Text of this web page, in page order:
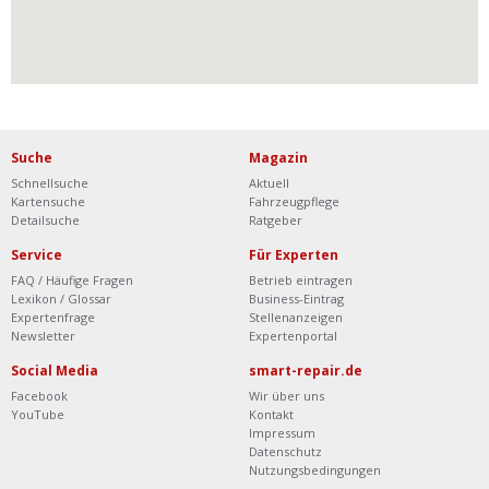
Suche
Schnellsuche
Kartensuche
Detailsuche
Magazin
Aktuell
Fahrzeugpflege
Ratgeber
Service
FAQ / Häufige Fragen
Lexikon / Glossar
Expertenfrage
Newsletter
Für Experten
Betrieb eintragen
Business-Eintrag
Stellenanzeigen
Expertenportal
Social Media
Facebook
YouTube
smart-repair.de
Wir über uns
Kontakt
Impressum
Datenschutz
Nutzungsbedingungen